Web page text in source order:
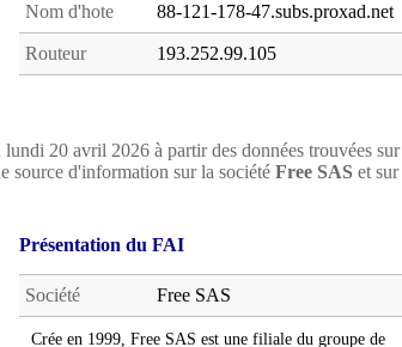
Nom d'hote 88-121-178-47.subs.proxad.net
Routeur 193.252.99.105
lundi 20 avril 2026 à partir des données trouvées sur
source d'information sur la société Free SAS et
Présentation du FAI
Société Free SAS
Crée en 1999, Free SAS est une filiale du groupe de